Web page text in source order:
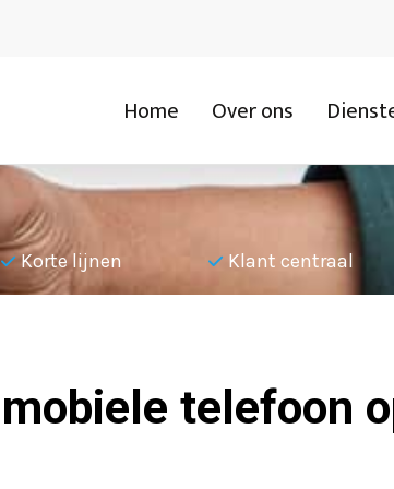
Home Over ons
Korte lijnen Klant centraal
telefoon